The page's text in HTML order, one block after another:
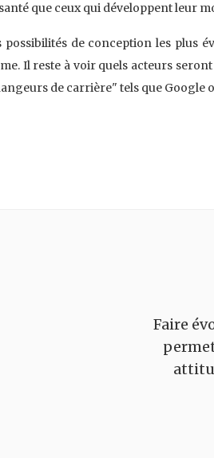
que ceux qui développent leur
possibilités de conception les plus
Il reste à voir quels acteurs
de carrière" tels que Google
Faire